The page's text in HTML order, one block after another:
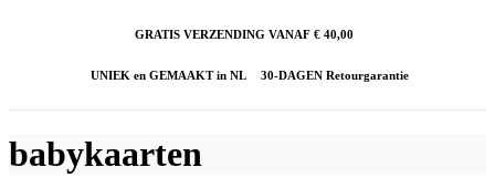
GRATIS VERZENDING VANAF € 40,00
UNIEK en GEMAAKT in NL 30-DAGEN Retourgarantie
babykaarten